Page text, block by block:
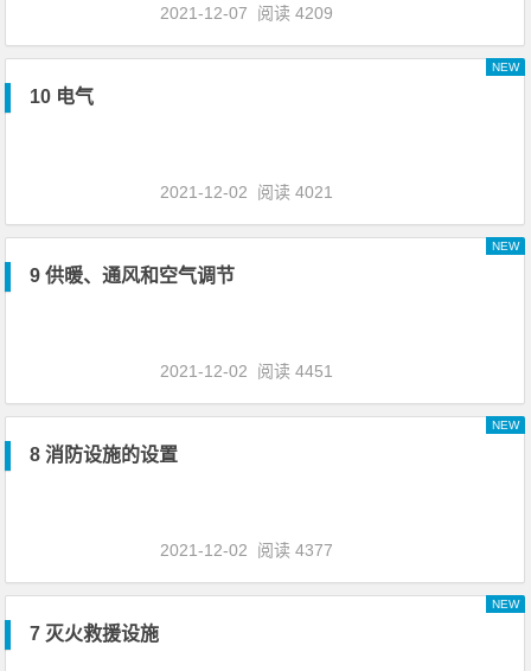
2021-12-07 阅读 4209
10 电气
NEW
2021-12-02 阅读 4021
9 供暖、通风和空气调节
NEW
2021-12-02 阅读 4451
8 消防设施的设置
NEW
2021-12-02 阅读 4377
7 灭火救援设施
NEW